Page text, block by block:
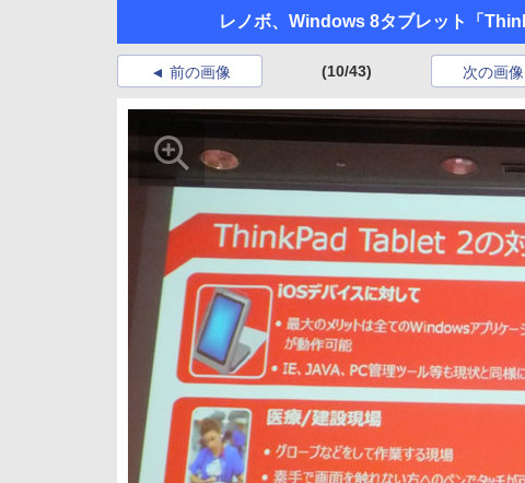
レノボ、Windows 8タブレット「
前の画像 (10/43) 次の画像